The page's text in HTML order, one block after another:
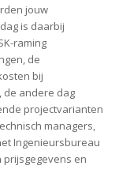
jouw
is daarbij
raming
de
bij
de andere dag
projectvarianten
managers,
Ingenieursbureau
en